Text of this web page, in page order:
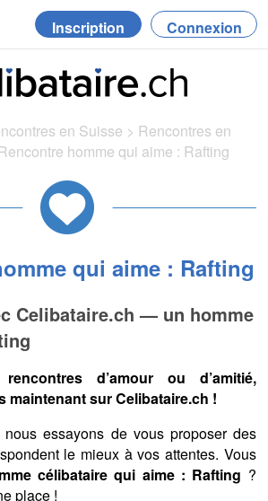
Inscription Connexion
en Suisse > Rencontres en
homme qui aime : Rafting
qui aime : Rafting
Celibataire.ch — un homme
d’amour ou d’amitié,
maintenant sur Celibataire.ch !
nous essayons de vous proposer des
le mieux à vos attentes. Vous
célibataire qui aime : Rafting ?
place !